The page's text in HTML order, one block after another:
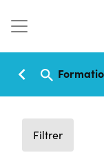
Filtrer